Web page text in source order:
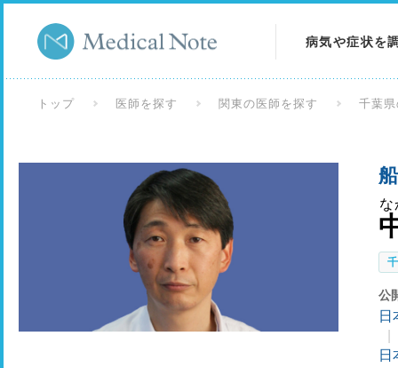
病気や症状を
検査を調べる
トップ 医師を探す 関東の医師を探す 千葉
な
公
日
日